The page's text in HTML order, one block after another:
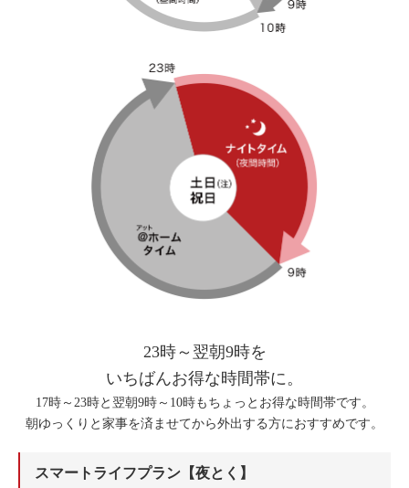
23時～翌朝9時を
いちばんお得な時間帯に。
17時～23時と翌朝9時～10時もちょっとお得な時間帯です。
朝ゆっくりと家事を済ませてから外出する方におすすめです。
スマートライフプラン【夜とく】